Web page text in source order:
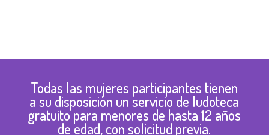
Todas las mujeres participantes tienen
a su disposición un servicio de ludoteca
gratuito para menores de hasta 12 años
de edad, con solicitud previa.